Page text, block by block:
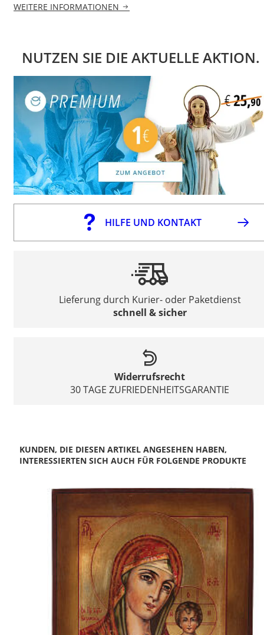
WEITERE INFORMATIONEN
NUTZEN SIE DIE AKTUELLE AKTION.
HILFE UND KONTAKT
Lieferung durch Kurier- oder Paketdienst
schnell & sicher
Widerrufsrecht
30 TAGE ZUFRIEDENHEITSGARANTIE
KUNDEN, DIE DIESEN ARTIKEL ANGESEHEN HABEN,
INTERESSIERTEN SICH AUCH FÜR FOLGENDE PRODUKTE